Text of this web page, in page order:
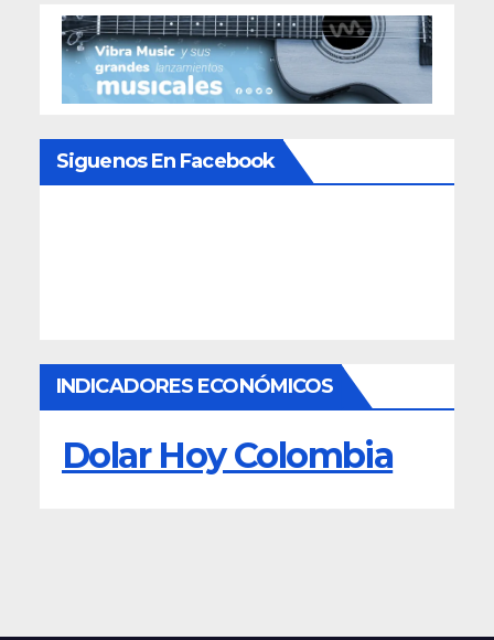
Siguenos En Facebook
INDICADORES ECONÓMICOS
Dolar Hoy Colombia